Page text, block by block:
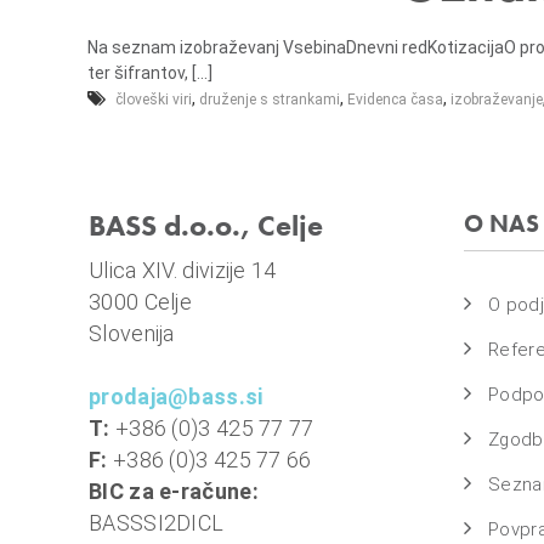
l
e
a
o
Na seznam izobraževanj VsebinaDnevni redKotizacijaO
ter šifrantov, [...]
človeški viri, druženje s strankami, Evidenca časa, izobraževanje,
BASS d.o.o., Celje
Ulica XIV. divizije 14
3000 Celje
Slovenija
prodaja@bass.si
T: +386 (0)3 425 77 77
F: +386 (0)3 425 77 66
BIC za e-račune:
BASSSI2DICL
O NAS
O